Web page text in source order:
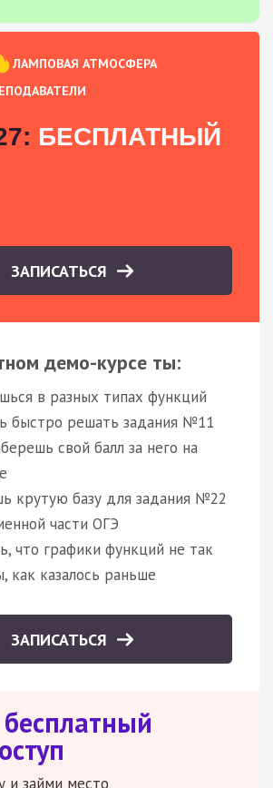
ЛАМПОВАЯ АТМОСФЕРА
БЕСПЛАТНЫЙ
ЗАПИСАТЬСЯ
демо-курсе ты:
в разных типах функций
быстро решать задания №11
свой балл за него на
крутую базу для задания №22
части ОГЭ
что графики функций не так
как казалось раньше
ЗАПИСАТЬСЯ
и займи место